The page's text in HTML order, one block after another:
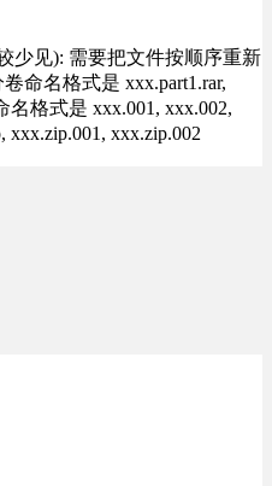
少见): 需要把文件按顺序重新
命名格式是 xxx.part1.rar,
名格式是 xxx.001, xxx.002,
xxx.zip.002